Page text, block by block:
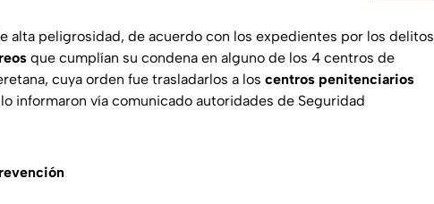
alta peligrosidad, de acuerdo con los expedientes por los delitos
que cumplían su condena en alguno de los 4 centros de
cuya orden fue trasladarlos a los centros penitenciarios
informaron vía comunicado autoridades de Seguridad